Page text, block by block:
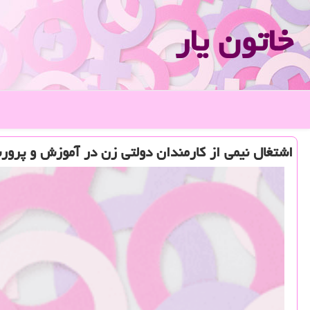
خاتون یار
اشتغال نیمی از كارمندان دولتی زن در آموزش و